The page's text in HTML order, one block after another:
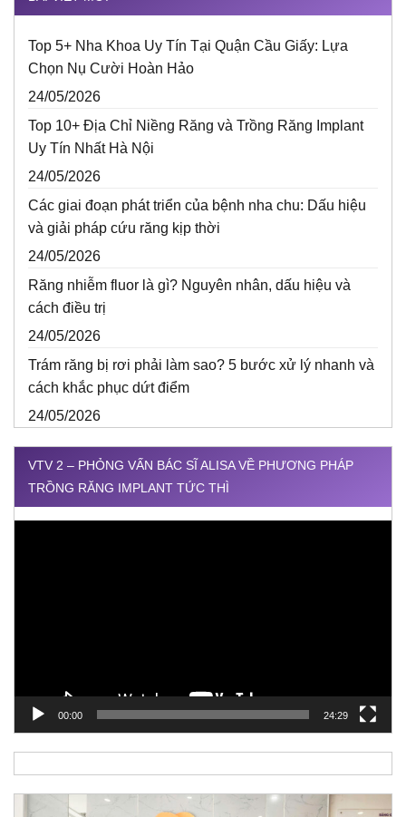
Top 5+ Nha Khoa Uy Tín Tại Quận Cầu Giấy: Lựa
Chọn Nụ Cười Hoàn Hảo
24/05/2026
Top 10+ Địa Chỉ Niềng Răng và Trồng Răng Implant
Uy Tín Nhất Hà Nội
24/05/2026
Các giai đoạn phát triển của bệnh nha chu: Dấu hiệu
và giải pháp cứu răng kịp thời
24/05/2026
Răng nhiễm fluor là gì? Nguyên nhân, dấu hiệu và
cách điều trị
24/05/2026
Trám răng bị rơi phải làm sao? 5 bước xử lý nhanh và
cách khắc phục dứt điểm
24/05/2026
VTV 2 – PHỎNG VẤN BÁC SĨ ALISA VỀ PHƯƠNG PHÁP
TRỒNG RĂNG IMPLANT TỨC THÌ
00:00 24:29